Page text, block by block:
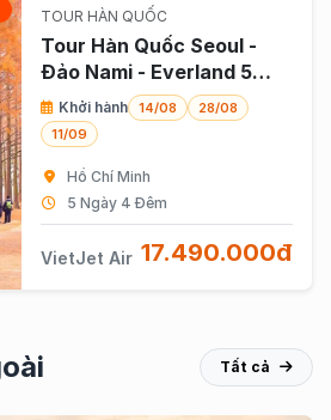
TOUR HÀN QUỐC
Tour Hàn Quốc Seoul -
Đảo Nami - Everland 5
Ngày 4 Đêm Bay Vietjet
Air (bay Trưa)
Khởi hành 14/08
28/08
11/09
Hồ Chí Minh
5 Ngày 4 Đêm
VietJet Air 17.490.000đ
Tất cả